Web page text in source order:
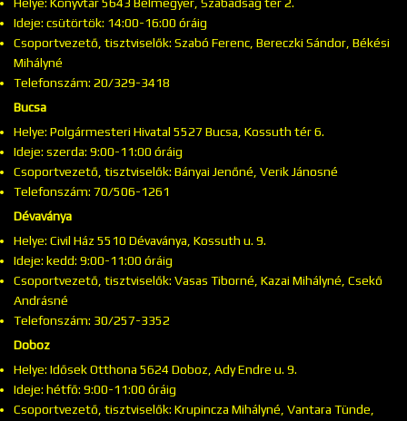
Helye: Könyvtár 5643 Bélmegyer, Szabadság tér 2.
Ideje: csütörtök: 14:00-16:00 óráig
Csoportvezető, tisztviselők: Szabó Ferenc, Bereczki Sándor, Békési
Mihályné
Telefonszám: 20/329-3418
Bucsa
Helye: Polgármesteri Hivatal 5527 Bucsa, Kossuth tér 6.
Ideje: szerda: 9:00-11:00 óráig
Csoportvezető, tisztviselők: Bányai Jenőné, Verik Jánosné
Telefonszám: 70/506-1261
Dévaványa
Helye: Civil Ház 5510 Dévaványa, Kossuth u. 9.
Ideje: kedd: 9:00-11:00 óráig
Csoportvezető, tisztviselők: Vasas Tiborné, Kazai Mihályné, Csekő
Andrásné
Telefonszám: 30/257-3352
Doboz
Helye: Idősek Otthona 5624 Doboz, Ady Endre u. 9.
Ideje: hétfő: 9:00-11:00 óráig
Csoportvezető, tisztviselők: Krupincza Mihályné, Vantara Tünde,